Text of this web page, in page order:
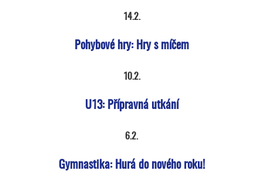
14.2.
Pohybové hry: Hry s míčem
10.2.
U13: Přípravná utkání
6.2.
Gymnastika: ​Hurá do nového roku!